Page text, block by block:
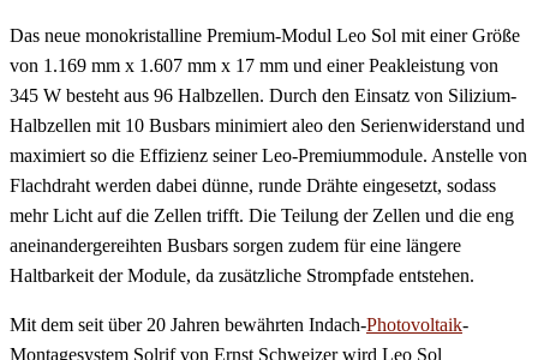
Das neue monokristalline Premium-Modul Leo Sol mit einer Größe
von 1.169 mm x 1.607 mm x 17 mm und einer Peakleistung von
345 W besteht aus 96 Halbzellen. Durch den Einsatz von Silizium-
Halbzellen mit 10 Busbars minimiert aleo den Serienwiderstand und
maximiert so die Effizienz seiner Leo-Premiummodule. Anstelle von
Flachdraht werden dabei dünne, runde Drähte eingesetzt, sodass
mehr Licht auf die Zellen trifft. Die Teilung der Zellen und die eng
aneinandergereihten Busbars sorgen zudem für eine längere
Haltbarkeit der Module, da zusätzliche Strompfade entstehen.
Mit dem seit über 20 Jahren bewährten Indach-Photovoltaik-
Montagesystem Solrif von Ernst Schweizer wird Leo Sol